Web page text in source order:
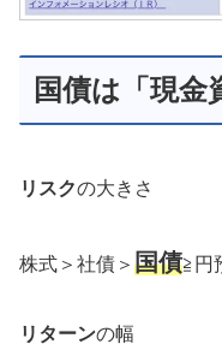
国債は「現金
リスクの大きさ
株式＞社債＞ 国債≧円
リターンの幅